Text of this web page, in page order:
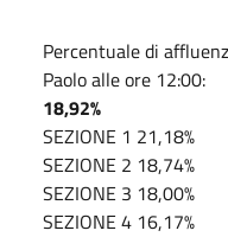
Percentuale di
Paolo alle ore 12:00:
18,92%
SEZIONE 1 21,18%
SEZIONE 2 18,74%
SEZIONE 3 18,00%
SEZIONE 4 16,17%